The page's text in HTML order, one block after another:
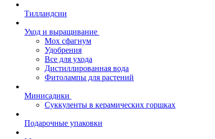
Тилландсии
Уход и выращивание
Мох сфагнум
Удобрения
Все для ухода
Дистиллированная вода
Фитолампы для растений
Минисадики
Суккуленты в керамических горшках
Подарочные упаковки